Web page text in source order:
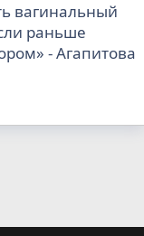
вагинальный
раньше
- Агапитова